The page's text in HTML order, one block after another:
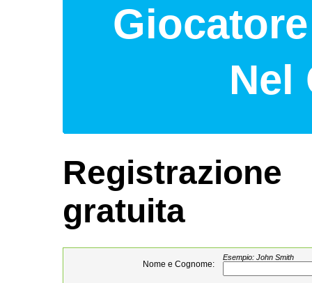
Nel
Registrazione
gratuita
Nome e Cognome:
Esempio: John Smith